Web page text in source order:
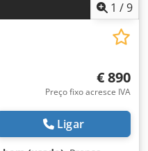
1 /9
€ 890
Preço fixo acresce IVA
Ligar